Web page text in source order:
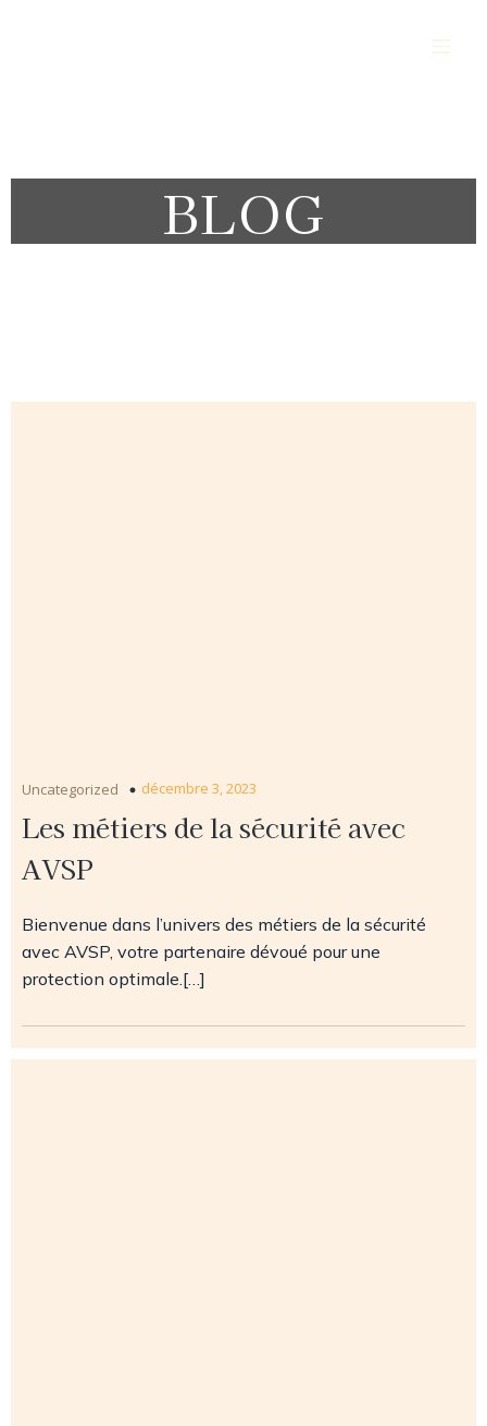
BLOG
Uncategorized décembre 3, 2023
Les métiers de la sécurité avec
AVSP
Bienvenue dans l’univers des métiers de la sécurité
avec AVSP, votre partenaire dévoué pour une
protection optimale.[…]